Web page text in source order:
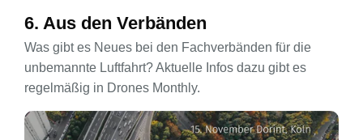
6. Aus den Verbänden
Was gibt es Neues bei den Fachverbänden für die
unbemannte Luftfahrt? Aktuelle Infos dazu gibt es
regelmäßig in Drones Monthly.